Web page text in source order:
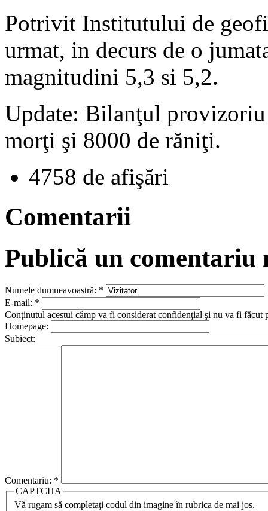
Potrivit Institutului de
urmat, in decurs de o
magnitudini 5,3 si 5,2.
Update: Bilanţul
morţi şi 8000 de răniţi.
4758 de afişări
Comentarii
Publică un comentariu
Numele dumneavoastră: *
E-mail: *
Conţinutul acestui câmp va fi considerat confidenţial şi nu va fi făcut
Homepage:
Subiect:
Comentariu: *
CAPTCHA
Vă rugam să completaţi codul din imagine în rubrica de mai jos.